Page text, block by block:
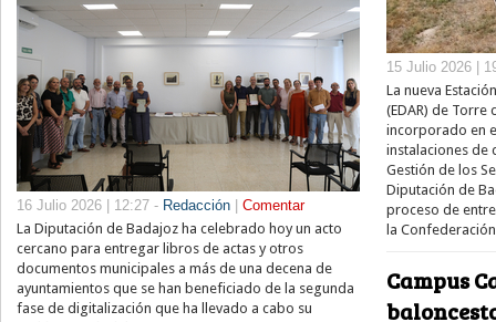
16 Julio 2026 | 12:27 - Redacción
Comentar
La Diputación de Badajoz ha celebrado hoy un acto
cercano para entregar libros de actas y otros
documentos municipales a más de una decena de
ayuntamientos que se han beneficiado de la segunda
fase de digitalización que ha llevado a cabo su
15 Julio 2026 |
La nueva
(EDAR) de Torre
incorporado en
instalaciones de
Gestión de los
Diputación de
proceso de
la
Campus